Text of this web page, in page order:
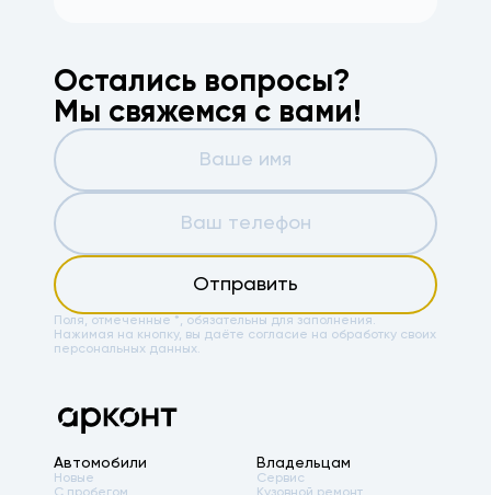
Остались вопросы?
Мы свяжемся с вами!
Отправить
Поля, отмеченные *, обязательны для заполнения.
Нажимая на кнопку, вы даёте согласие на обработку своих
персональных данных.
Автомобили
Новые
Владельцам
Сервис